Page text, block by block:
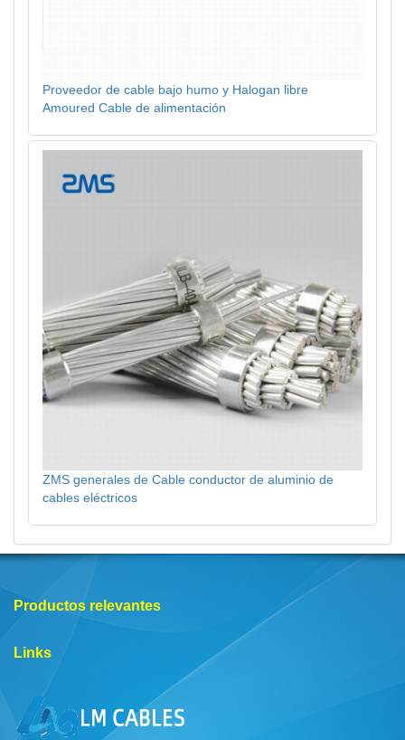
Proveedor de cable bajo humo y Halogan libre
Amoured Cable de alimentación
ZMS generales de Cable conductor de aluminio de
cables eléctricos
Productos relevantes
Links